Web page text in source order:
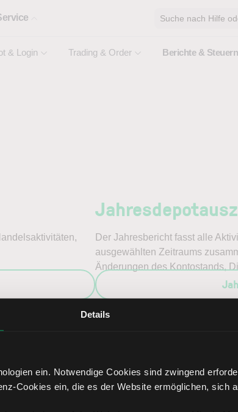
Details
ein. Notwendige Cookies sind zwingend
Cookies ein, die es der Website ermöglichen, sich
& Login Trading & Order Berichte & Steuern
Suche nach Hilfe
Der Jahresbericht fasst alle
ausgewählten Zeitraums
Änderungen des Kontostands,
Hilfe?
uns